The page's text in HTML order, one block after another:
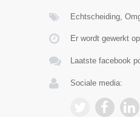
Echtscheiding,
Er wordt gewerkt
Laatste facebook
Sociale media: